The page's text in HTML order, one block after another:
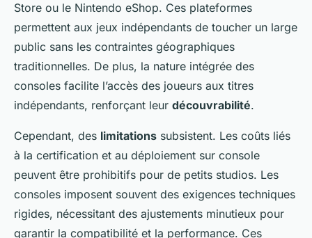
Store ou le Nintendo eShop. Ces plateformes
permettent aux jeux indépendants de toucher un large
public sans les contraintes géographiques
traditionnelles. De plus, la nature intégrée des
consoles facilite l’accès des joueurs aux titres
indépendants, renforçant leur découvrabilité.
Cependant, des limitations subsistent. Les coûts liés
à la certification et au déploiement sur console
peuvent être prohibitifs pour de petits studios. Les
consoles imposent souvent des exigences techniques
rigides, nécessitant des ajustements minutieux pour
garantir la compatibilité et la performance. Ces